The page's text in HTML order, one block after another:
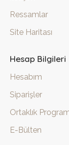
Ressamlar
Site Haritası
Hesap Bilgileri
Hesabım
Siparişler
Ortaklık
E-Bülten